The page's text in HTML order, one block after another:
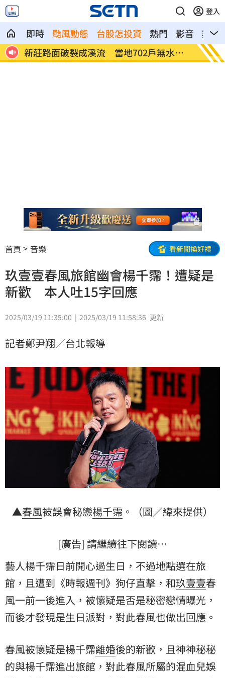
登入
即時 颱風動態 台股怎投資 熱門 影音
熱搜
白海豚颱風直撲馬祖 ！台電啟動防颱整備
狄志
話
首頁 音樂 看新聞換好禮
玖壹壹春風旅館幽會楊千霈！遭疑是
新歡 本人吐15字回應
2025/03/19 11:35:00 2025/03/19 11:58:36 更新
記者鄭尹翔／台北報導
▲春風被誤會秘戀楊千霈 。（圖／緯來提供）
[廣告] 請繼續往下閱讀…
藝人楊千霈日前開心過生日，不過地點選在旅
館，且遭到《時報週刊》狗仔直擊，和玖壹壹春
風一前一後進入，被懷疑是否是秘密戀情曝光，
而後才發現是生日派對，對此春風也做出回應。
春風被懷疑是楊千霈離婚後的新歡，且神神秘秘
的與楊千霈進出旅館，對此春風所屬的混血兒娛